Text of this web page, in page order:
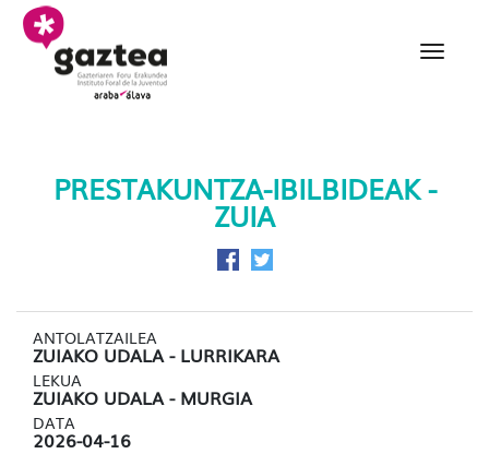
Eduki nagusira joan
PRESTAKUNTZA-IBILBIDEAK -
ZUIA
Facebook-en partekatu
Twitter-en partekatu
ANTOLATZAILEA
ZUIAKO UDALA - LURRIKARA
LEKUA
ZUIAKO UDALA - MURGIA
DATA
2026-04-16